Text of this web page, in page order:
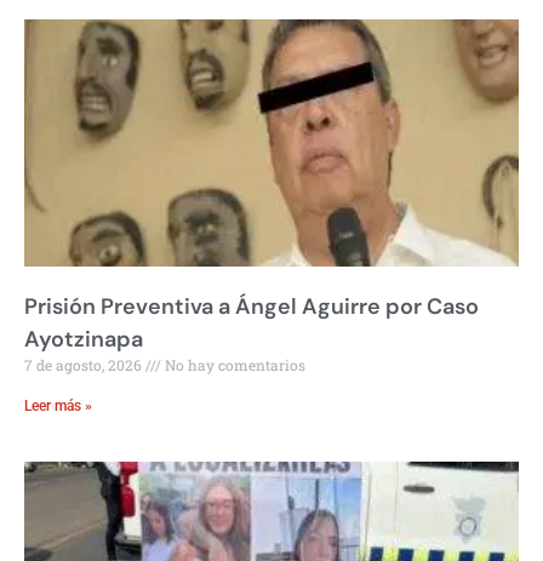
Prisión Preventiva a Ángel Aguirre por Caso
Ayotzinapa
7 de agosto, 2026 No hay comentarios
Leer más »